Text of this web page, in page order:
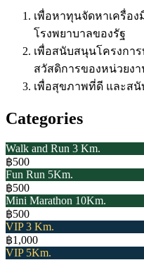
เพื่อหาทุนจัดหาเครื่อ
โรงพยาบาลของรัฐ
เพื่อสนับสนุนโครงกา
สวัสดิการของหน่วยง
เพื่อสุขภาพที่ดี และส
Categories
Walk and Run 3 Km.
฿500
Fun Run 5Km.
฿500
Mini Marathon 10Km.
฿500
VIP 3 Km.
฿1,000
VIP 5Km.